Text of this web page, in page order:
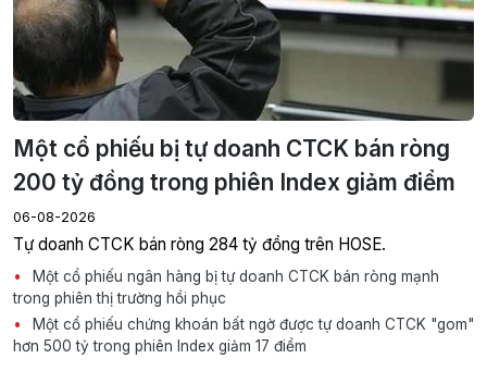
Một cổ phiếu bị tự doanh CTCK bán ròng
200 tỷ đồng trong phiên Index giảm điểm
06-08-2026
Tự doanh CTCK bán ròng 284 tỷ đồng trên HOSE.
Một cổ phiếu ngân hàng bị tự doanh CTCK bán ròng mạnh
trong phiên thị trường hồi phục
Một cổ phiếu chứng khoán bất ngờ được tự doanh CTCK "gom"
hơn 500 tỷ trong phiên Index giảm 17 điểm